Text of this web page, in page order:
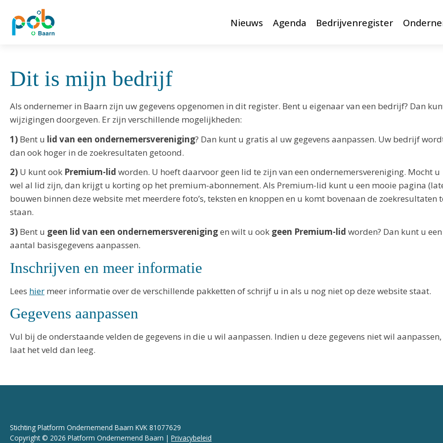
Nieuws Agenda Bedrijvenregister
Dit is mijn bedrijf
Als ondernemer in Baarn zijn uw gegevens opgenomen in dit register. Bent u eigenaar van een bedrijf? Dan
wijzigingen doorgeven. Er zijn verschillende mogelijkheden:
1) Bent u lid van een ondernemersvereniging? Dan kunt u gratis al uw gegevens aanpassen. Uw bedrijf
dan ook hoger in de zoekresultaten getoond.
2) U kunt ook Premium-lid worden. U hoeft daarvoor geen lid te zijn van een ondernemersvereniging. Mocht u
wel al lid zijn, dan krijgt u korting op het premium-abonnement. Als Premium-lid kunt u een mooie pagina
bouwen binnen deze website met meerdere foto’s, teksten en knoppen en u komt bovenaan de zoekresultaten
staan.
3) Bent u geen lid van een ondernemersverenigingen wilt u ook geen Premium-lid worden? Dan kunt u een
aantal basisgegevens aanpassen.
Inschrijven en meer informatie
Lees hier meer informatie over de verschillende pakketten of schrijf u in als u nog niet op deze website staat.
Gegevens aanpassen
Vul bij de onderstaande velden de gegevens in die u wil aanpassen. Indien u deze gegevens niet wil aanpassen,
laat het veld dan leeg.
Stichting Platform Ondernemend Baarn KVK 81077629
Copyright © 2026 Platform Ondernemend Baarn | Privacybeleid